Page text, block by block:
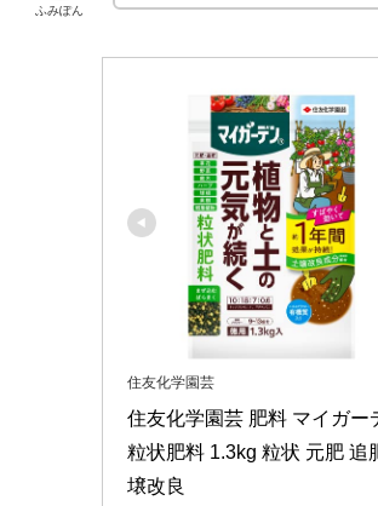
ふみぽん
住友化学園芸
住友化学園芸 肥料 マイガー
粒状肥料 1.3kg 粒状 元肥 追
壌改良